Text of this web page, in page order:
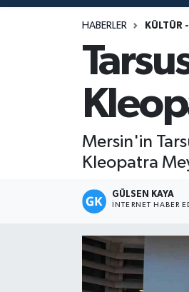
HABERLER KÜLTÜR
Mersin'in
Kleopatra
GÜLSEN KAYA
İNTERNET HABER
Magazin
Mersin Tarihi
Özel Haber
Politika
Resmi İlan